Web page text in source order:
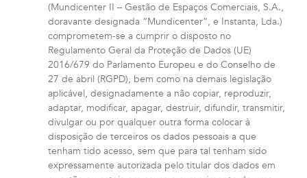
(Mundicenter II – Gestão de Espaços Comerciais, S.A.,
doravante designada “Mundicenter”, e Instanta, Lda.)
comprometem-se a cumprir o disposto no
Regulamento Geral da Proteção de Dados (UE)
2016/679 do Parlamento Europeu e do Conselho de
27 de abril (RGPD), bem como na demais legislação
aplicável, designadamente a não copiar, reproduzir,
adaptar, modificar, apagar, destruir, difundir, transmitir,
divulgar ou por qualquer outra forma colocar à
disposição de terceiros os dados pessoais a que
tenham tido acesso, sem que para tal tenham sido
expressamente autorizada pelo titular dos dados em